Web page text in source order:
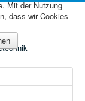
Mit der Nutzung
dass wir Cookies